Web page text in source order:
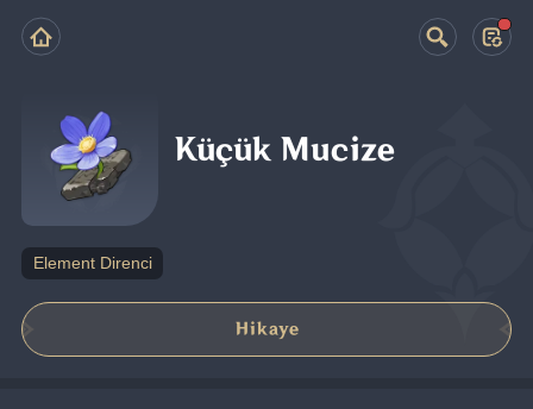
Küçük Mucize
Element Direnci
Hikaye